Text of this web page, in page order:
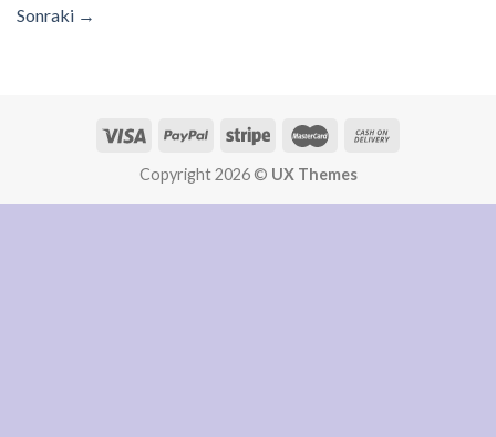
Sonraki →
Copyright 2026 © UX Themes